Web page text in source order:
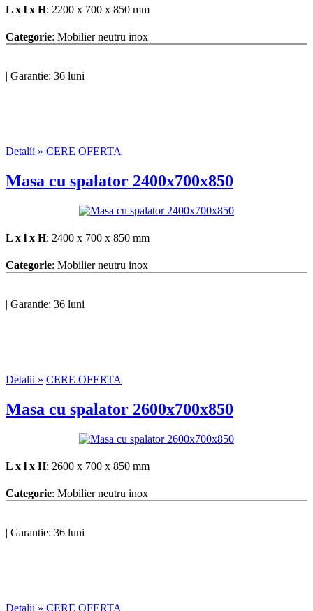
L x l x H: 2200 x 700 x 850 mm
Categorie: Mobilier neutru inox
| Garantie: 36 luni
Detalii » CERE OFERTA
Masa cu spalator 2400x700x850
L x l x H: 2400 x 700 x 850 mm
Categorie: Mobilier neutru inox
| Garantie: 36 luni
Detalii » CERE OFERTA
Masa cu spalator 2600x700x850
L x l x H: 2600 x 700 x 850 mm
Categorie: Mobilier neutru inox
| Garantie: 36 luni
Detalii » CERE OFERTA